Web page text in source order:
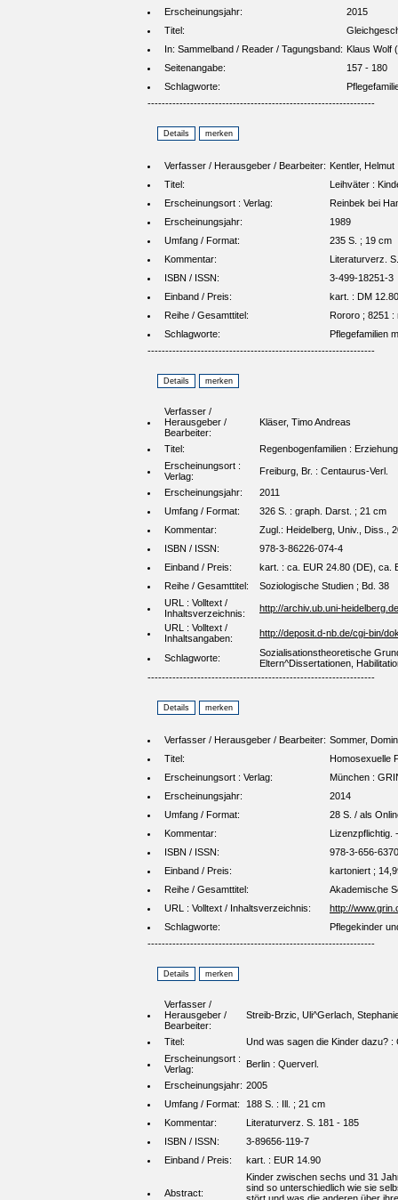
Erscheinungsjahr:
2015
Titel:
In: Sammelband / Reader / Tagungsband: Klaus Wolf
Seitenangabe:
157 - 180
Schlagworte:
----------------------------------------------------------------
Verfasser / Herausgeber / Bearbeiter: Kentler, Helmut
Titel:
Leihväter :
Erscheinungsort : Verlag:
Reinbek bei
Erscheinungsjahr:
1989
Umfang / Format:
235 S. ; 19 cm
Kommentar:
Literaturverz.
ISBN / ISSN:
3-499-18251-3
Einband / Preis:
kart. : DM 12.80
Reihe / Gesamttitel:
Rororo ; 8251
Schlagworte:
Pflegefamilien
----------------------------------------------------------------
Verfasser /
Herausgeber /
Bearbeiter:
Kläser, Timo Andreas
Titel:
Regenbogenfamilien :
Erscheinungsort :
Verlag:
Freiburg, Br. : Centaurus-Verl.
Erscheinungsjahr:
2011
Umfang / Format:
326 S. : graph. Darst. ; 21 cm
Kommentar:
Zugl.: Heidelberg, Univ., Diss.,
ISBN / ISSN:
978-3-86226-074-4
Einband / Preis:
kart. : ca. EUR 24.80 (DE), ca.
Reihe / Gesamttitel:
Soziologische Studien ; Bd. 38
URL : Volltext /
Inhaltsverzeichnis:
http://archiv.ub.uni-
URL : Volltext /
Inhaltsangaben:
http://deposit.d-nb.de/cgi-bin/
Schlagworte:
Sozialisationstheoretische
Eltern^Dissertationen,
----------------------------------------------------------------
Verfasser / Herausgeber / Bearbeiter: Sommer,
Titel:
Homosexuelle
Erscheinungsort : Verlag:
München :
Erscheinungsjahr:
2014
Umfang / Format:
28 S. / als
Kommentar:
ISBN / ISSN:
978-3-656-
Einband / Preis:
kartoniert ;
Reihe / Gesamttitel:
Akademische
URL : Volltext / Inhaltsverzeichnis:
http://
Schlagworte:
Pflegekinder
----------------------------------------------------------------
Verfasser /
Herausgeber /
Bearbeiter:
Streib-Brzic, Uli^Gerlach,
Titel:
Und was sagen die Kinder dazu?
Erscheinungsort :
Verlag:
Berlin : Querverl.
Erscheinungsjahr: 2005
Umfang / Format:
188 S. : Ill. ; 21 cm
Kommentar:
Literaturverz. S. 181 - 185
ISBN / ISSN:
3-89656-119-7
Einband / Preis:
kart. : EUR 14.90
Abstract:
Kinder zwischen sechs und 31
sind so unterschiedlich wie sie